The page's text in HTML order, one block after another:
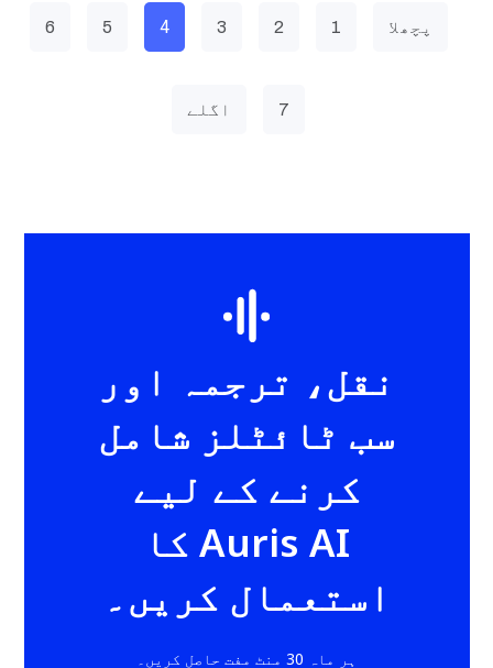
پچھلا 1
2
3
4
5
6
7 اگلے
نقل، ترجمہ اور
سب ٹائٹلز شامل
کرنے کے لیے
Auris AI کا
استعمال کریں۔
ہر ماہ 30 منٹ مفت حاصل کریں۔